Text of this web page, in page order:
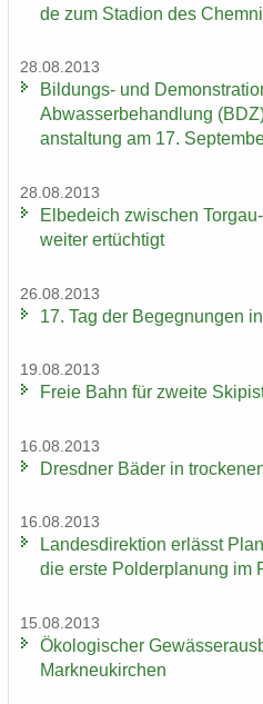
de zum Sta­di­on des
28.08.2013
Bildungs-​ und
Ab­was­ser­be­hand­lung
an­stal­tung am 17.
28.08.2013
El­be­deich zwi­schen
wei­ter er­tüch­tigt
26.08.2013
17. Tag der Be­geg­nun­gen
19.08.2013
Freie Bahn für zwei­te
16.08.2013
Dresd­ner Bäder in
16.08.2013
Lan­des­di­rek­ti­on er­lässt
die erste Pol­der­pla­nung im
15.08.2013
Öko­lo­gi­scher
Mark­neu­kir­chen